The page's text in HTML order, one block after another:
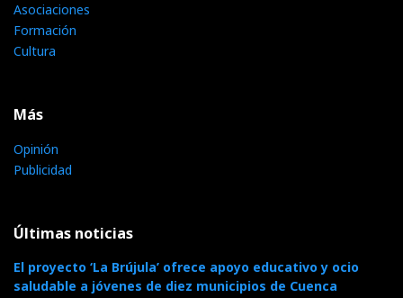
Asociaciones
Formación
Cultura
Más
Opinión
Publicidad
Últimas noticias
El proyecto ‘La Brújula’ ofrece apoyo educativo y ocio
saludable a jóvenes de diez municipios de Cuenca